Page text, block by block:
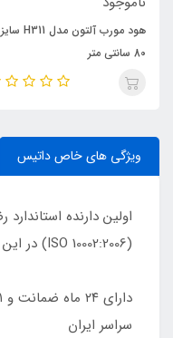
هود مورب آلتون مدل H311 سایز
80 سانتی متر
ویژگی های خاص داتیس
(10002:2006 ISO) در این صنعت
سراسر ایران